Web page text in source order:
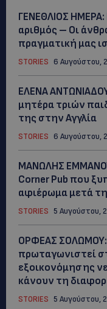
ΓΕΝΕΘΛΙΟΣ ΗΜΕΡΑ:
αριθμός – Οι
πραγματική μας
STORIES 6 Αυγούστου,
ΕΛΕΝΑ
μητέρα τριών
της στην Αγγλία
STORIES 6 Αυγούστου,
ΜΑΝΩΛΗΣ
Corner Pub που
αφιέρωμα μετά
STORIES 5 Αυγούστου,
ΟΡΦΕΑΣ ΣΟΛΩΜΟΥ:
πρωταγωνιστεί
εξοικονόμησης
κάνουν τη
STORIES 5 Αυγούστου,